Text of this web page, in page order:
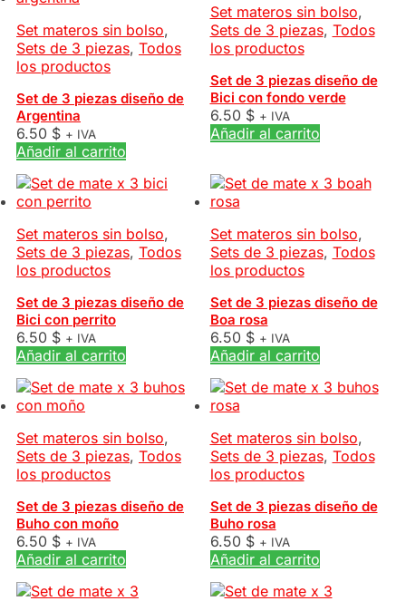
Set materos sin bolso,
Sets de 3 piezas, Todos
los productos
Set de 3 piezas diseño de
Argentina
6.50 $ + IVA
Añadir al carrito
Set materos sin bolso,
Sets de 3 piezas, Todos
los productos
Set de 3 piezas diseño de
Bici con fondo verde
6.50 $ + IVA
Añadir al carrito
Set materos sin bolso,
Sets de 3 piezas, Todos
los productos
Set de 3 piezas diseño de
Bici con perrito
6.50 $ + IVA
Añadir al carrito
Set materos sin bolso,
Sets de 3 piezas, Todos
los productos
Set de 3 piezas diseño de
Boa rosa
6.50 $ + IVA
Añadir al carrito
Set materos sin bolso,
Sets de 3 piezas, Todos
los productos
Set de 3 piezas diseño de
Buho con moño
6.50 $ + IVA
Añadir al carrito
Set materos sin bolso,
Sets de 3 piezas, Todos
los productos
Set de 3 piezas diseño de
Buho rosa
6.50 $ + IVA
Añadir al carrito